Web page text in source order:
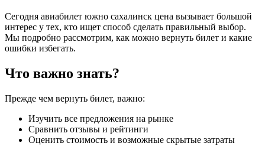
Сегодня авиабилет южно сахалинск цена вызывает большой
интерес у тех, кто ищет способ сделать правильный выбор.
Мы подробно рассмотрим, как можно вернуть билет и какие
ошибки избегать.
Что важно знать?
Прежде чем вернуть билет, важно:
Изучить все предложения на рынке
Сравнить отзывы и рейтинги
Оценить стоимость и возможные скрытые затраты